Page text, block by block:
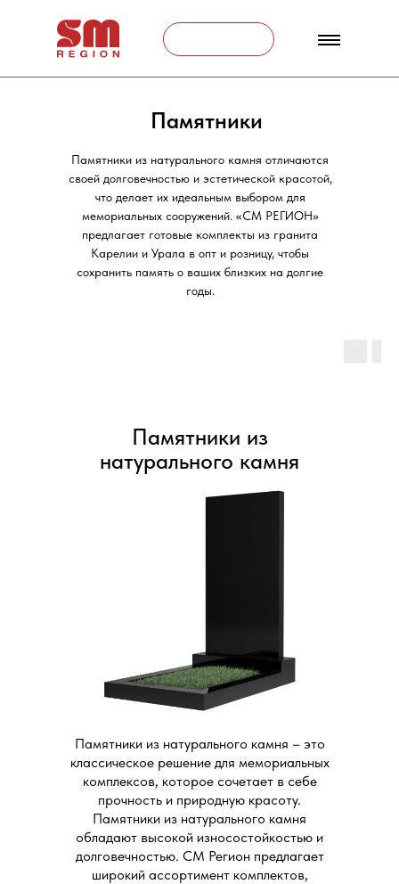
Памятники
Памятники из натурального камня отличаются
своей долговечностью и эстетической красотой,
что делает их идеальным выбором для
мемориальных сооружений. «СМ РЕГИОН»
предлагает готовые комплекты из гранита
Карелии и Урала в опт и розницу, чтобы
сохранить память о ваших близких на долгие
годы.
Памятники из
натурального камня
Памятники из натурального камня – это
классическое решение для мемориальных
комплексов, которое сочетает в себе
прочность и природную красоту.
Памятники из натурального камня
обладают высокой износостойкостью и
долговечностью. СМ Регион предлагает
широкий ассортимент комплектов,